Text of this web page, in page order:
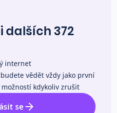
dalších 372
internet
vědět vždy jako první
kdykoliv zrušit
se